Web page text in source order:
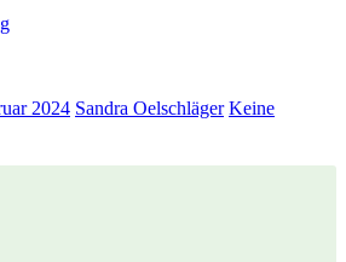
2024 Sandra Oelschläger Keine